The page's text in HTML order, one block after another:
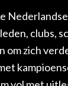
clubs,
om zich